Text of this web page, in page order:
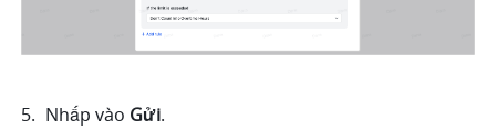
Nhấp vào Gửi.